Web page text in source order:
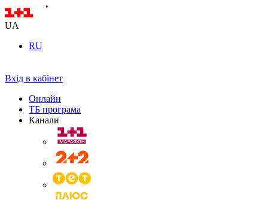
UA
RU
Вхід в кабінет
Онлайн
ТБ програма
Канали